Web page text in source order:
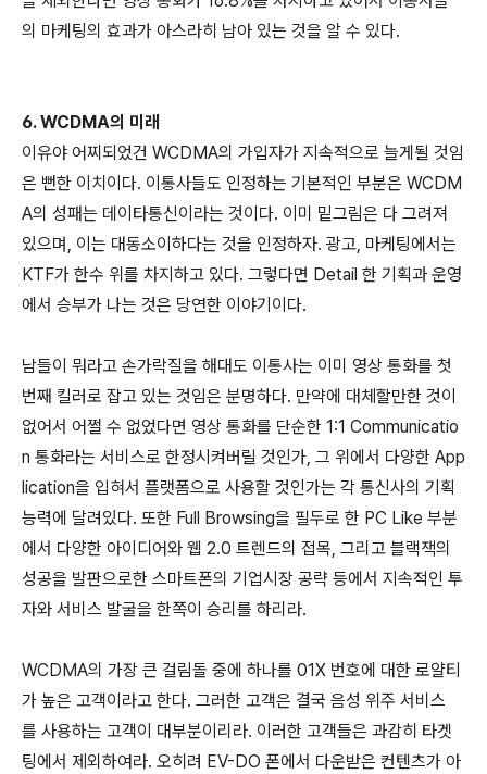
의 마케팅의 효과가 아스라히 남아 있는 것을 알 수 있다.
6. WCDMA의 미래
이유야 어찌되었건 WCDMA의 가입자가 지속적으로 늘게될 것임
은 뻔한 이치이다. 이통사들도 인정하는 기본적인 부분은 WCDM
A의 성패는 데이타통신이라는 것이다. 이미 밑그림은 다 그려져
있으며, 이는 대동소이하다는 것을 인정하자. 광고, 마케팅에서는
KTF가 한수 위를 차지하고 있다. 그렇다면 Detail 한 기획과 운영
에서 승부가 나는 것은 당연한 이야기이다.
남들이 뭐라고 손가락질을 해대도 이통사는 이미 영상 통화를 첫
번째 킬러로 잡고 있는 것임은 분명하다. 만약에 대체할만한 것이
없어서 어쩔 수 없었다면 영상 통화를 단순한 1:1 Communicatio
n 통화라는 서비스로 한정시켜버릴 것인가, 그 위에서 다양한 App
lication을 입혀서 플랫폼으로 사용할 것인가는 각 통신사의 기획
능력에 달려있다. 또한 Full Browsing을 필두로 한 PC Like 부분
에서 다양한 아이디어와 웹 2.0 트렌드의 접목, 그리고 블랙잭의
성공을 발판으로한 스마트폰의 기업시장 공략 등에서 지속적인 투
자와 서비스 발굴을 한쪽이 승리를 하리라.
WCDMA의 가장 큰 걸림돌 중에 하나를 01X 번호에 대한 로얄티
가 높은 고객이라고 한다. 그러한 고객은 결국 음성 위주 서비스
를 사용하는 고객이 대부분이리라. 이러한 고객들은 과감히 타겟
팅에서 제외하여라. 오히려 EV-DO 폰에서 다운받은 컨텐츠가 아